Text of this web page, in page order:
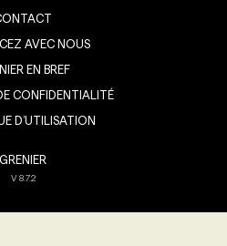
AVEC NOUS
EN BREF
CONFIDENTIALITÉ
D’UTILISATION
GRENIER
V8.7.2